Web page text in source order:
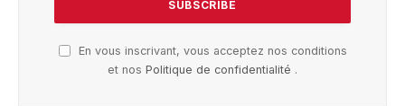
En vous inscrivant, vous acceptez nos conditions
et nos Politique de confidentialité .